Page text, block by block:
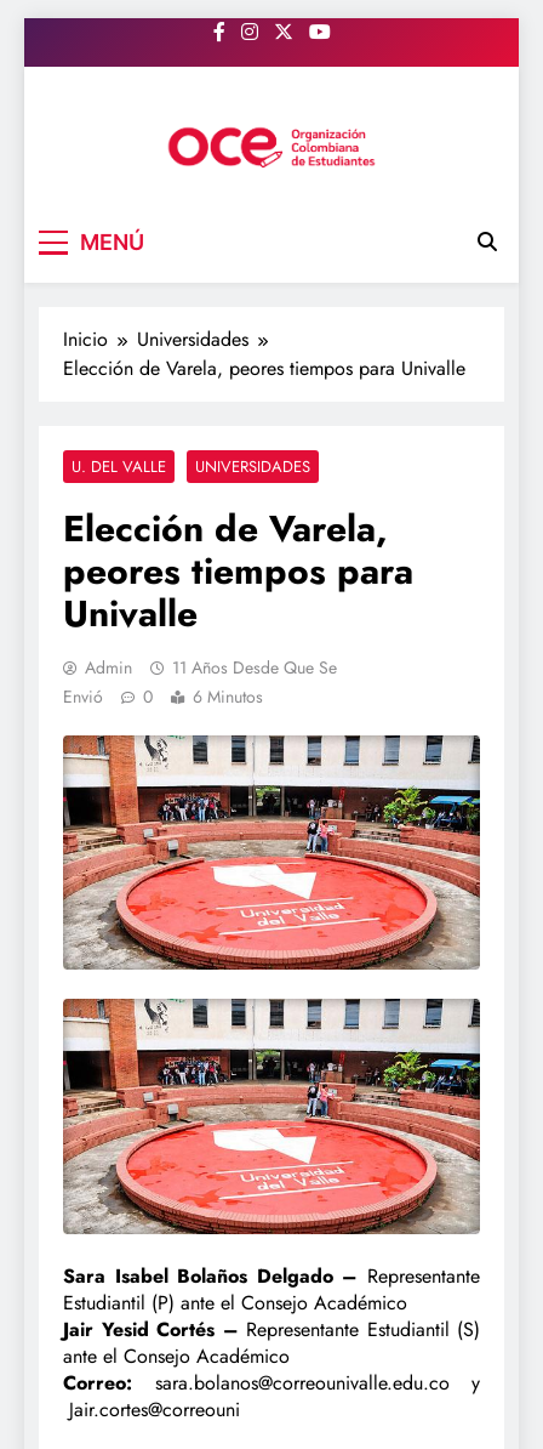
al
MENÚ
Inicio
Universidades
Elección de Varela, peores tiempos para Univalle
U. DEL VALLE UNIVERSIDADES
Elección de Varela,
peores tiempos para
Univalle
Admin
11 Años Desde Que Se
Envió
0 6 Minutos
Sara Isabel Bolaños Delgado – Representante
Estudiantil (P) ante el Consejo Académico
Jair Yesid Cortés – Representante Estudiantil (S)
ante el Consejo Académico
Correo: sara.bolanos@correounivalle.edu.coy
Jair.cortes@correouni